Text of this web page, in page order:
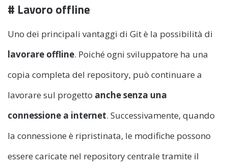
# Lavoro offline
Uno dei principali vantaggi di Git è la possibilità di
lavorare offline. Poiché ogni sviluppatore ha una
copia completa del repository, può continuare a
lavorare sul progetto anche senza una
connessione a internet. Successivamente, quando
la connessione è ripristinata, le modifiche possono
essere caricate nel repository centrale tramite il